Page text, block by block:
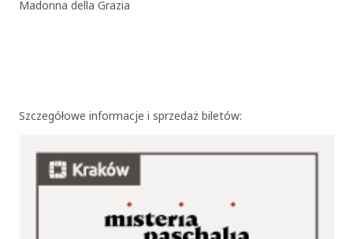
Madonna della Grazia
Szczegółowe informacje i sprzedaż biletów: